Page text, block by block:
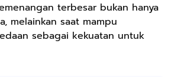
terbesar bukan hanya
melainkan saat mampu
sebagai kekuatan untuk